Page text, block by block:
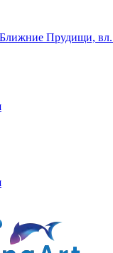
Прудищи, вл.